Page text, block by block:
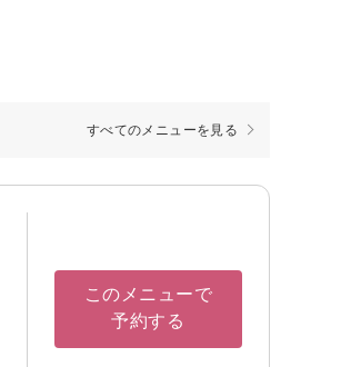
すべてのメニューを見る
このメニューで
予約する